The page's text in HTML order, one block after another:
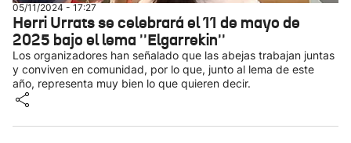
05/11/2024 - 17:27
Herri Urrats se celebrará el 11 de mayo de
2025 bajo el lema ''Elgarrekin''
Los organizadores han señalado que las abejas trabajan juntas
y conviven en comunidad, por lo que, junto al lema de este
año, representa muy bien lo que quieren decir.